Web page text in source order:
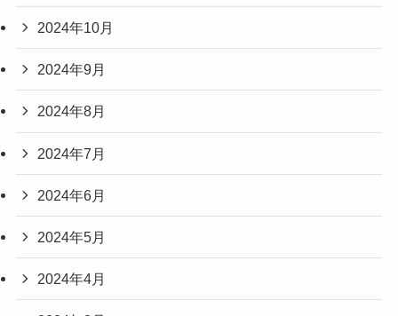
2024年10月
2024年9月
2024年8月
2024年7月
2024年6月
2024年5月
2024年4月